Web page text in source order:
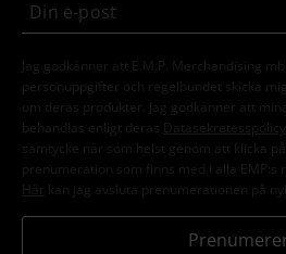
Jag godkänner att E.M.P. Merchandising
personuppgifter och regelbundet skicka
om deras produkter. Jag godkänner att
behandlas enligt deras
Datasekretesspolicy
samtycke när som helst genom att klicka
prenumeration som finns med i alla EMP:s
Här kan jag avsluta prenumerationen på